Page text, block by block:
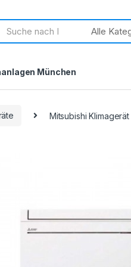
München
Mitsubishi